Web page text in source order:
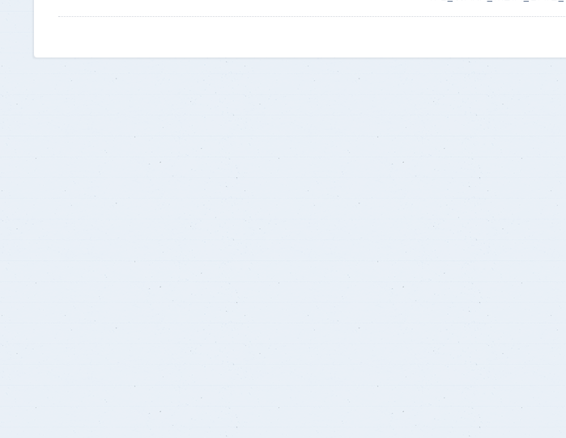
للأشخاص الطبيعيون
طلب التظلم لدى رئيس الهيكل
للأشخاص المعنوييون